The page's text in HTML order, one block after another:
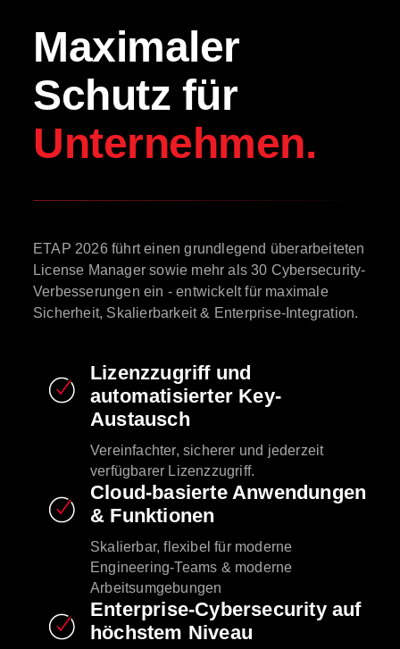
Maximaler
Schutz für
Unternehmen.
ETAP 2026 führt einen grundlegend überarbeiteten
License Manager sowie mehr als 30 Cybersecurity-
Verbesserungen ein - entwickelt für maximale
Sicherheit, Skalierbarkeit & Enterprise-Integration.
Lizenzzugriff und
automatisierter Key-
Austausch
Vereinfachter, sicherer und jederzeit
verfügbarer Lizenzzugriff.
Cloud-basierte Anwendungen
& Funktionen
Skalierbar, flexibel für moderne
Engineering-Teams & moderne
Arbeitsumgebungen
Enterprise-Cybersecurity auf
höchstem Niveau